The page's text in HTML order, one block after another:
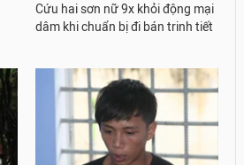
Cứu hai sơn nữ 9x khỏi động mại
dâm khi chuẩn bị đi bán trinh tiết